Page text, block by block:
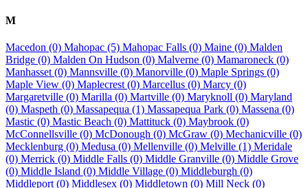
M
Macedon (0) Mahopac (5) Mahopac Falls (0) Maine (0) Malden
Bridge (0) Malden On Hudson (0) Malverne (0) Mamaroneck (0)
Manhasset (0) Mannsville (0) Manorville (0) Maple Springs (0)
Maple View (0) Maplecrest (0) Marcellus (0) Marcy (0)
Margaretville (0) Marilla (0) Martville (0) Maryknoll (0) Maryland
(0) Maspeth (0) Massapequa (1) Massapequa Park (0) Massena (0)
Mastic (0) Mastic Beach (0) Mattituck (0) Maybrook (0)
McConnellsville (0) McDonough (0) McGraw (0) Mechanicville (0)
Mecklenburg (0) Medusa (0) Mellenville (0) Melville (1) Meridale
(0) Merrick (0) Middle Falls (0) Middle Granville (0) Middle Grove
(0) Middle Island (0) Middle Village (0) Middleburgh (0)
Middleport (0) Middlesex (0) Middletown (0) Mill Neck (0)